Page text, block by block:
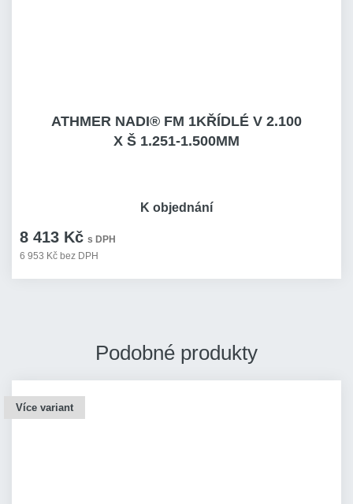
ATHMER NADI® FM 1KŘÍDLÉ V 2.100
X Š 1.251-1.500MM
8 413 Kč s DPH
6 953 Kč bez DPH
K objednání
Podobné produkty
Více variant